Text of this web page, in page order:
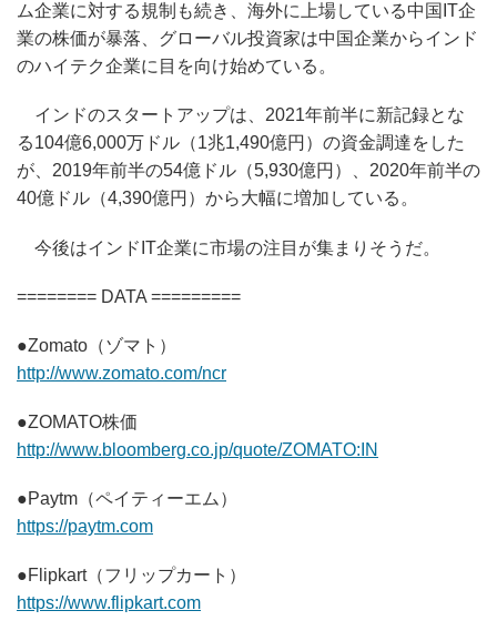
ム企業に対する規制も続き、海外に上場している中国IT企
業の株価が暴落、グローバル投資家は中国企業からインド
のハイテク企業に目を向け始めている。
インドのスタートアップは、2021年前半に新記録とな
る104億6,000万ドル（1兆1,490億円）の資金調達をした
が、2019年前半の54億ドル（5,930億円）、2020年前半の
40億ドル（4,390億円）から大幅に増加している。
今後はインドIT企業に市場の注目が集まりそうだ。
======== DATA =========
●Zomato（ゾマト）
http://www.zomato.com/ncr
●ZOMATO株価
http://www.bloomberg.co.jp/quote/ZOMATO:IN
●Paytm（ペイティーエム）
https://paytm.com
●Flipkart（フリップカート）
https://www.flipkart.com